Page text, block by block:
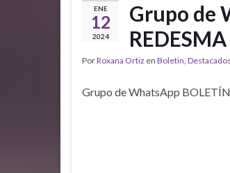
ENE
12
2024
Grupo de
REDESMA
PorRoxana Ortiz en Boletin, Destacados
Grupo de WhatsApp